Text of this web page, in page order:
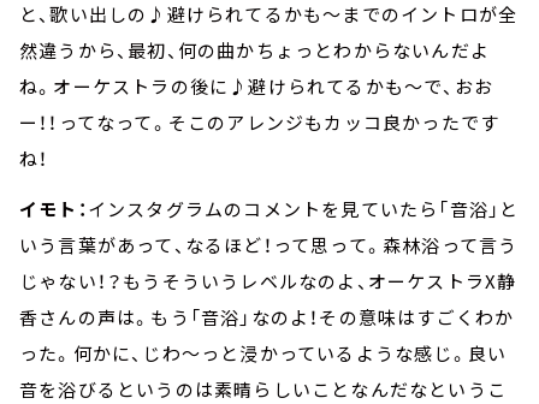
と、歌い出しの♪避けられてるかも～までのイントロが全
然違うから、最初、何の曲かちょっとわからないんだよ
ね。オーケストラの後に♪避けられてるかも～で、おお
ー！！ってなって。そこのアレンジもカッコ良かったです
ね！
イモト：インスタグラムのコメントを見ていたら「音浴」と
いう言葉があって、なるほど！って思って。森林浴って言う
じゃない！？もうそういうレベルなのよ、オーケストラX静
香さんの声は。もう「音浴」なのよ！その意味はすごくわか
った。何かに、じわ～っと浸かっているような感じ。良い
音を浴びるというのは素晴らしいことなんだなというこ